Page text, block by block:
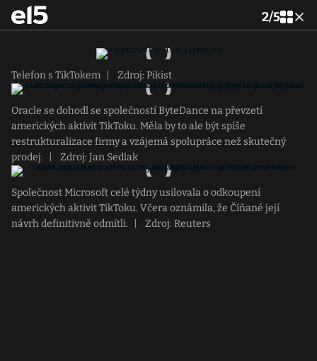
2/5
Telefon s TikTokem Zdroj: Pikist
Oracle se dohodl se společností ByteDance na převzetí
amerických aktivit TikToku. Měla by to ale být spíše
restrukturalizace firmy a vzájemá spolupráce než skutečný
prodej.
Zdroj: Jan Sedlak
Společnost Microsoft celé týdny usilovala o odkoupení
amerických aktivit TikToku. Včera oznámila, že Číňané její
návrh definitivně odmítli.
Zdroj: Reuters